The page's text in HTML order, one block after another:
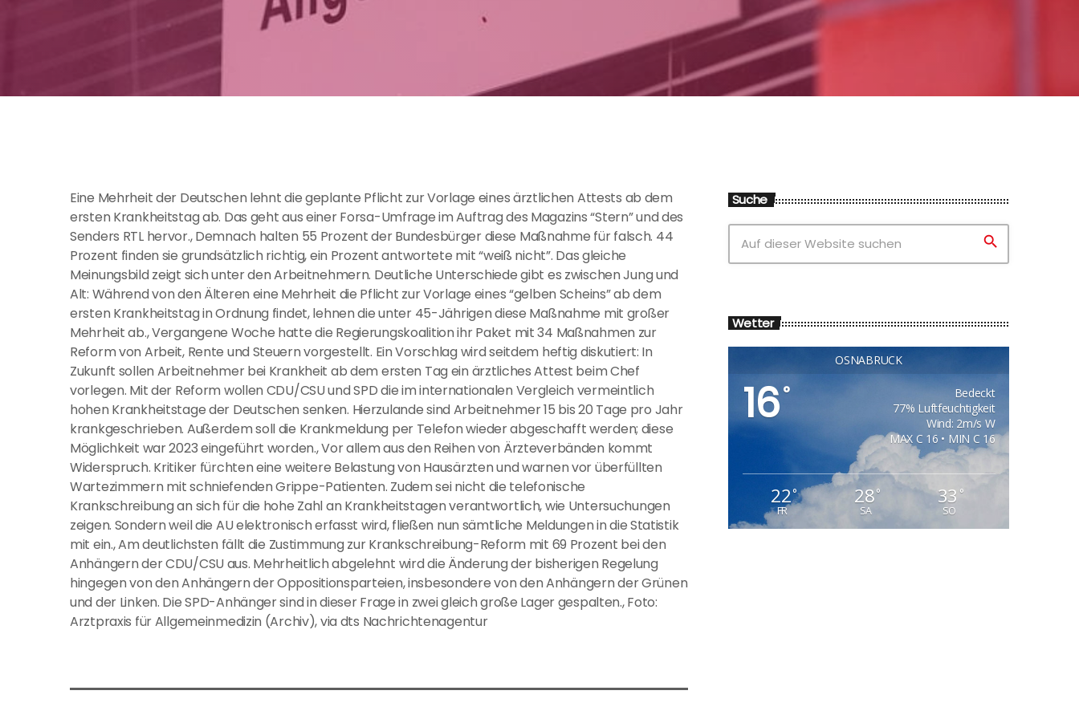
Eine Mehrheit der Deutschen lehnt die geplante Pflicht zur Vorlage eines ärztlichen Attests ab dem
ersten Krankheitstag ab. Das geht aus einer Forsa-Umfrage im Auftrag des Magazins “Stern” und des
Senders RTL hervor., Demnach halten 55 Prozent der Bundesbürger diese Maßnahme für falsch. 44
Prozent finden sie grundsätzlich richtig, ein Prozent antwortete mit “weiß nicht”. Das gleiche
Meinungsbild zeigt sich unter den Arbeitnehmern. Deutliche Unterschiede gibt es zwischen Jung und
Alt: Während von den Älteren eine Mehrheit die Pflicht zur Vorlage eines “gelben Scheins” ab dem
ersten Krankheitstag in Ordnung findet, lehnen die unter 45-Jährigen diese Maßnahme mit großer
Mehrheit ab., Vergangene Woche hatte die Regierungskoalition ihr Paket mit 34 Maßnahmen zur
Reform von Arbeit, Rente und Steuern vorgestellt. Ein Vorschlag wird seitdem heftig diskutiert: In
Zukunft sollen Arbeitnehmer bei Krankheit ab dem ersten Tag ein ärztliches Attest beim Chef
vorlegen. Mit der Reform wollen CDU/CSU und SPD die im internationalen Vergleich vermeintlich
hohen Krankheitstage der Deutschen senken. Hierzulande sind Arbeitnehmer 15 bis 20 Tage pro Jahr
krankgeschrieben. Außerdem soll die Krankmeldung per Telefon wieder abgeschafft werden; diese
Möglichkeit war 2023 eingeführt worden., Vor allem aus den Reihen von Ärzteverbänden kommt
Widerspruch. Kritiker fürchten eine weitere Belastung von Hausärzten und warnen vor überfüllten
Wartezimmern mit schniefenden Grippe-Patienten. Zudem sei nicht die telefonische
Krankschreibung an sich für die hohe Zahl an Krankheitstagen verantwortlich, wie Untersuchungen
zeigen. Sondern weil die AU elektronisch erfasst wird, fließen nun sämtliche Meldungen in die Statistik
mit ein., Am deutlichsten fällt die Zustimmung zur Krankschreibung-Reform mit 69 Prozent bei den
Anhängern der CDU/CSU aus. Mehrheitlich abgelehnt wird die Änderung der bisherigen Regelung
hingegen von den Anhängern der Oppositionsparteien, insbesondere von den Anhängern der Grünen
und der Linken. Die SPD-Anhänger sind in dieser Frage in zwei gleich große Lager gespalten., Foto:
Arztpraxis für Allgemeinmedizin (Archiv), via dts Nachrichtenagentur
Suche
search
Wetter
OSNABRÜCK
16°
Bedeckt
77% Luftfeuchtigkeit
Wind: 2m/s W
MAX C 16 • MIN C 16
22°
FR
28°
SA
33 °
SO